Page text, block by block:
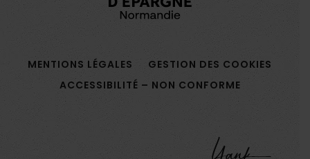
MENTIONS LÉGALES
GESTION DES COOKIES
ACCESSIBILITÉ – NON CONFORME